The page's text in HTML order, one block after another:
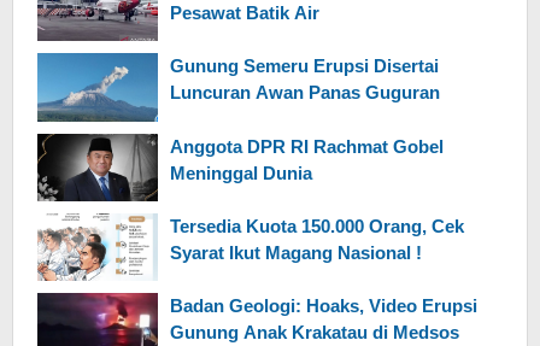
Pesawat Batik Air
Gunung Semeru Erupsi Disertai
Luncuran Awan Panas Guguran
Anggota DPR RI Rachmat Gobel
Meninggal Dunia
Tersedia Kuota 150.000 Orang, Cek
Syarat Ikut Magang Nasional !
Badan Geologi: Hoaks, Video Erupsi
Gunung Anak Krakatau di Medsos